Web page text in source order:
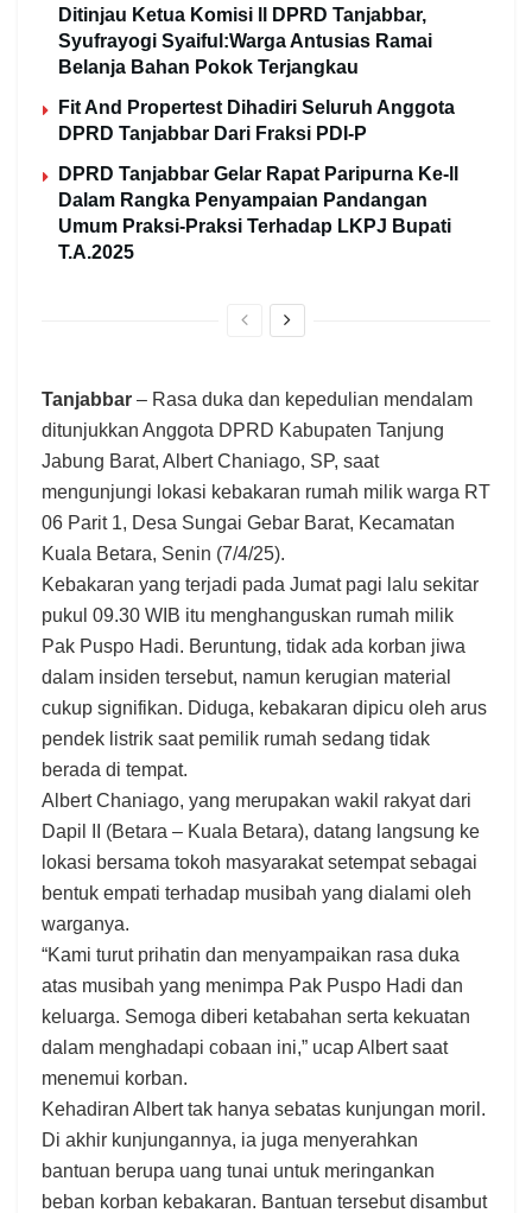
Ditinjau Ketua Komisi ll DPRD Tanjabbar,
Syufrayogi Syaiful:Warga Antusias Ramai
Belanja Bahan Pokok Terjangkau
Fit And Propertest Dihadiri Seluruh Anggota
DPRD Tanjabbar Dari Fraksi PDI-P
DPRD Tanjabbar Gelar Rapat Paripurna Ke-ll
Dalam Rangka Penyampaian Pandangan
Umum Praksi-Praksi Terhadap LKPJ Bupati
T.A.2025
Tanjabbar – Rasa duka dan kepedulian mendalam
ditunjukkan Anggota DPRD Kabupaten Tanjung
Jabung Barat, Albert Chaniago, SP, saat
mengunjungi lokasi kebakaran rumah milik warga RT
06 Parit 1, Desa Sungai Gebar Barat, Kecamatan
Kuala Betara, Senin (7/4/25).
Kebakaran yang terjadi pada Jumat pagi lalu sekitar
pukul 09.30 WIB itu menghanguskan rumah milik
Pak Puspo Hadi. Beruntung, tidak ada korban jiwa
dalam insiden tersebut, namun kerugian material
cukup signifikan. Diduga, kebakaran dipicu oleh arus
pendek listrik saat pemilik rumah sedang tidak
berada di tempat.
Albert Chaniago, yang merupakan wakil rakyat dari
Dapil II (Betara – Kuala Betara), datang langsung ke
lokasi bersama tokoh masyarakat setempat sebagai
bentuk empati terhadap musibah yang dialami oleh
warganya.
“Kami turut prihatin dan menyampaikan rasa duka
atas musibah yang menimpa Pak Puspo Hadi dan
keluarga. Semoga diberi ketabahan serta kekuatan
dalam menghadapi cobaan ini,” ucap Albert saat
menemui korban.
Kehadiran Albert tak hanya sebatas kunjungan moril.
Di akhir kunjungannya, ia juga menyerahkan
bantuan berupa uang tunai untuk meringankan
beban korban kebakaran. Bantuan tersebut disambut